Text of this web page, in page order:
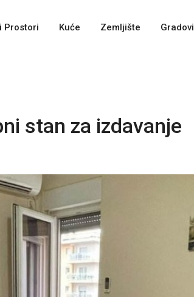
Prostori Kuće Zemljište Gradovi
stan za izdavanje